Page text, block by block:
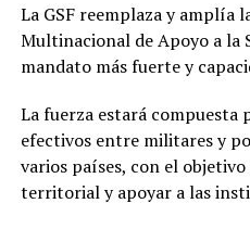
La GSF reemplaza y amplía
Multinacional de Apoyo a la
mandato más fuerte y
La fuerza estará compuesta
efectivos entre militares y
varios países, con el
territorial y apoyar a las